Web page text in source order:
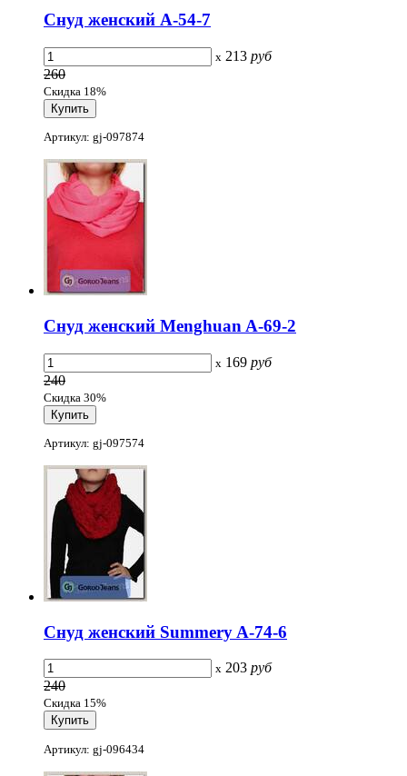
Снуд женский A-54-7
x 213 руб
260
Скидка 18%
Артикул: gj-097874
Снуд женский Menghuan A-69-2
x 169 руб
240
Скидка 30%
Артикул: gj-097574
Снуд женский Summery A-74-6
x 203 руб
240
Скидка 15%
Артикул: gj-096434